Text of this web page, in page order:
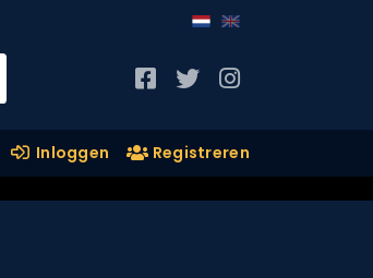
Inloggen Registreren